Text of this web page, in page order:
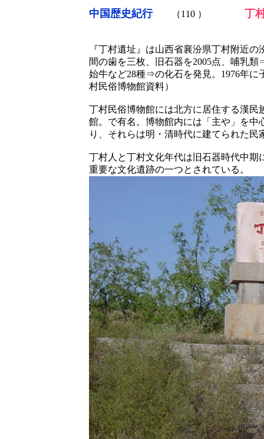
中国歴史紀行（110 ） 丁
『丁村遺址』は山西省襄汾県丁村附近
間の歯を三枚、旧石器を2005点、哺乳
始牛など28種⇒の化石を発見。1976年に
村民俗博物館資料）
丁村民俗博物館には北方に居住する漢
館。で有名。博物館内には「主や」を
り、それらは明・清時代に建てられた民
丁村人と丁村文化年代は旧石器時代中
重要な文化遺跡の一つとされている。